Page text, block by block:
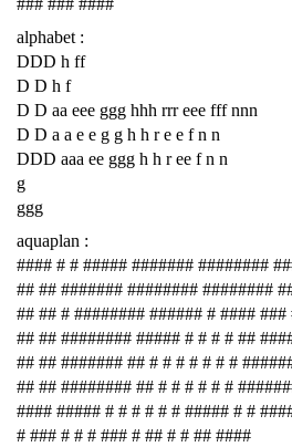
alphabet :
DDD h ff
D D h f
D D aa eee ggg hhh rrr eee fff nnn
D D a a e e g g h h r e e f n n
DDD aaa ee ggg h h r ee f n n
g
ggg
aquaplan :
#### # # ##### ####### ########
## ## ####### ######## ########
## ## # ######## ###### # ####
## ## ######## ##### # # # # ##
## ## ####### ## # # # # # # #
## ## ######## ## # # # # # #
#### ##### # # # # # # ##### # #
# ### # # # ### # ## # # ## ####